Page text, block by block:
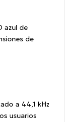
azul de
de
a 44,1 kHz
usuarios